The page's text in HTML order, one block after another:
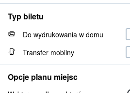
Typ biletu
Do wydrukowania w domu
Transfer mobilny
Opcje planu miejsc